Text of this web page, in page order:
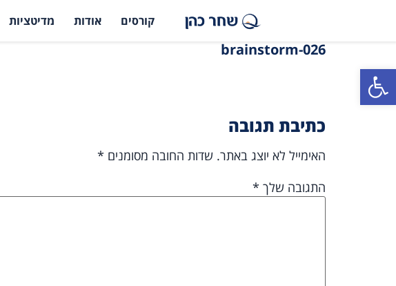
פתח סרגל נגישות
קורסים אודות מדיטציות
026-brainstorm
כתיבת תגובה
האימייל לא יוצג באתר. שדות החובה מסומנים *
התגובה שלך *